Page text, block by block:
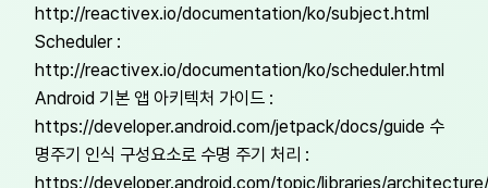
http://reactivex.io/documentation/ko/subject.html
Scheduler :
http://reactivex.io/documentation/ko/scheduler.html
Android 기본 앱 아키텍처 가이드 :
https://developer.android.com/jetpack/docs/guide 수
명주기 인식 구성요소로 수명 주기 처리 :
https://developer.android.com/topic/libraries/